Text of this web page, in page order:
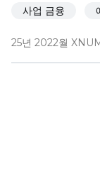
사업 금융
25년 2022월